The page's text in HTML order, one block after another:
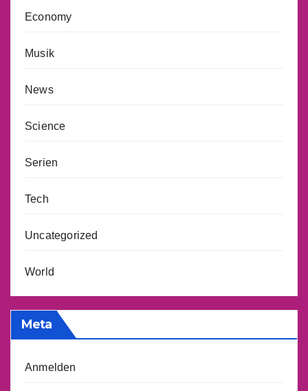
Economy
Musik
News
Science
Serien
Tech
Uncategorized
World
Meta
Anmelden